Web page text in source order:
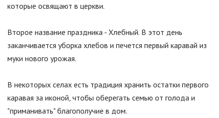
которые освящают в церкви.
Второе название праздника - Хлебный. В этот день
заканчивается уборка хлебов и печется первый каравай из
муки нового урожая.
В некоторых селах есть традиция хранить остатки первого
каравая за иконой, чтобы оберегать семью от голода и
"приманивать"благополучие в дом.